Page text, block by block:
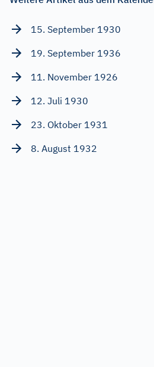
15. September 1930
19. September 1936
11. November 1926
12. Juli 1930
23. Oktober 1931
8. August 1932